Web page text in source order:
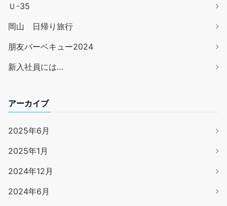
Ｕ-35
岡山 日帰り旅行
朋友バーベキュー2024
新入社員には…
アーカイブ
2025年6月
2025年1月
2024年12月
2024年6月